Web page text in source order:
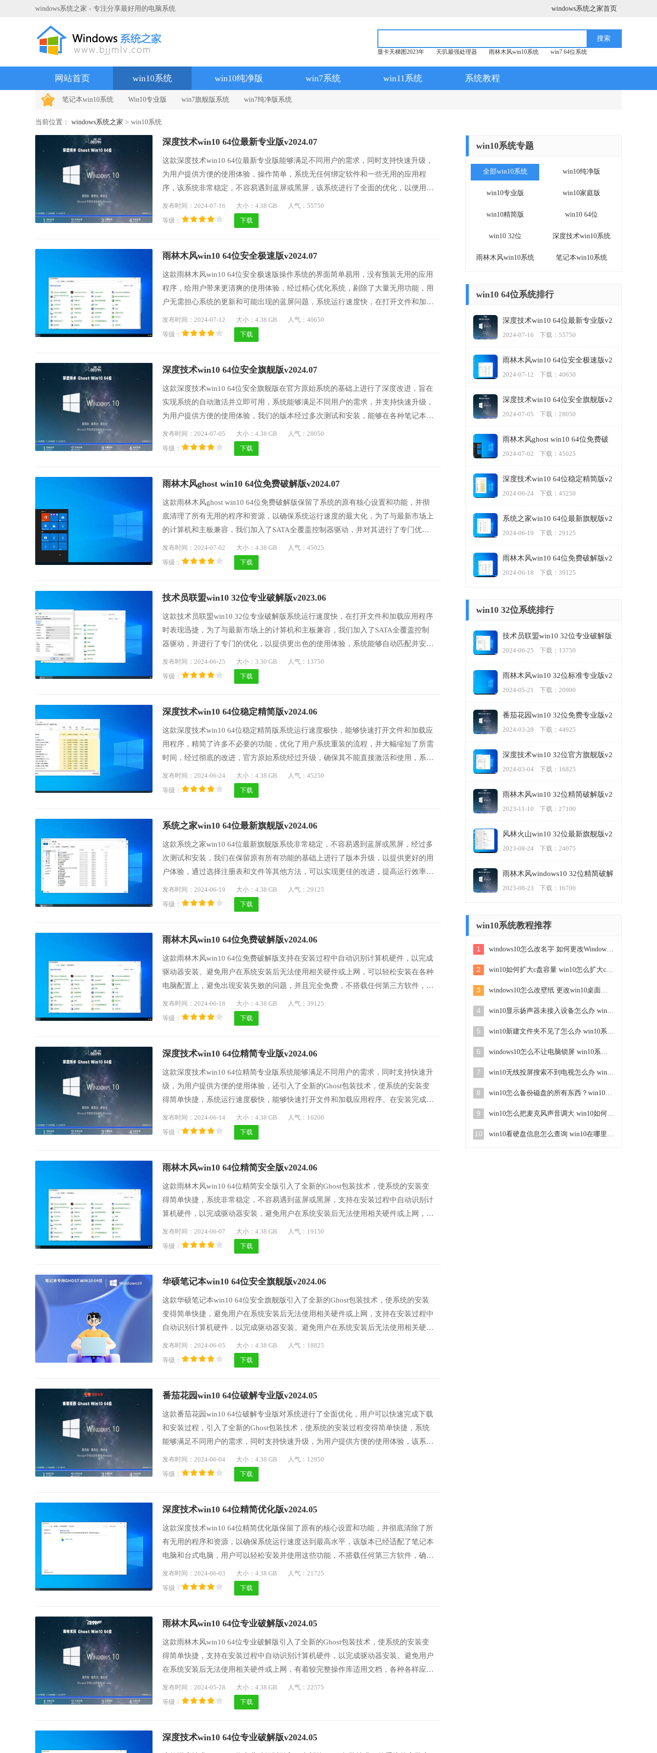
windows系统之家 - 专注分享最好用的电脑系统 windows系统之家首页
显卡天梯图2023年 天玑最强处理器 雨林木风win10系统 win7 64位系统
网站首页 win10系统 win10纯净版 win7系统 win11系统 系统教程
笔记本win10系统 Win10专业版 win7旗舰版系统 win7纯净版系统
当前位置： windows系统之家 > win10系统
深度技术win10 64位最新专业版v2024.07
这款深度技术win10 64位最新专业版能够满足不同用户的需求，同时支持快速升级，
为用户提供方便的使用体验，操作简单，系统无任何绑定软件和一些无用的应用程
序，该系统非常稳定，不容易遇到蓝屏或黑屏，该系统进行了全面的优化，以便用户
可以快速下载和安装所需的软件，该版本经过多次测试和安装，在各种笔记本和台式
电脑上都能够轻松地完成安装，喜欢的用户们可以下载体验一番。
发布时间：2024-07-16 大小：4.38 GB
人气：55750
等级：
下载
雨林木风win10 64位安全极速版v2024.07
这款雨林木风win10 64位安全极速版操作系统的界面简单易用，没有预装无用的应用
程序，给用户带来更清爽的使用体验，经过精心优化系统，剔除了大量无用功能，用
户无需担心系统的更新和可能出现的蓝屏问题，系统运行速度快，在打开文件和加载
应用程序时表现迅捷，在官方原始系统的基础上进行了深度改进，旨在实现系统的自
动激活并立即可用，有喜欢的用户们可以下载体验一番吧。
发布时间：2024-07-12 大小：4.38 GB
人气：40650
等级：
下载
深度技术win10 64位安全旗舰版v2024.07
这款深度技术win10 64位安全旗舰版在官方原始系统的基础上进行了深度改进，旨在
实现系统的自动激活并立即可用，系统能够满足不同用户的需求，并支持快速升级，
为用户提供方便的使用体验，我们的版本经过多次测试和安装，能够在各种笔记本和
台式电脑上轻松完成安装，为了与最新市场上的计算机和主板兼容，我们加入了SAT
A全覆盖控制器驱动，并进行了专门的优化，以提供更出色的使用体验，喜欢的用户
们可以下载安装使用。
发布时间：2024-07-05 大小：4.38 GB
人气：28050
等级：
下载
雨林木风ghost win10 64位免费破解版v2024.07
这款雨林木风ghost win10 64位免费破解版保留了系统的原有核心设置和功能，并彻
底清理了所有无用的程序和资源，以确保系统运行速度的最大化，为了与最新市场上
的计算机和主板兼容，我们加入了SATA全覆盖控制器驱动，并对其进行了专门优
化，以提供更出色的使用体验，系统能够满足不同用户的需求，并支持快速升级，为
用户提供方便的使用体验，欢迎广大用户下载这款Windows10系统来使用吧。
发布时间：2024-07-02 大小：4.38 GB
人气：45025
等级：
下载
技术员联盟win10 32位专业破解版v2023.06
这款技术员联盟win10 32位专业破解版系统运行速度快，在打开文件和加载应用程序
时表现迅捷，为了与最新市场上的计算机和主板兼容，我们加入了SATA全覆盖控制
器驱动，并进行了专门的优化，以提供更出色的使用体验，系统能够自动匹配并安装
所需硬件驱动程序，让用户不必担心安装过程的效率和速度，我们不包含任何第三方
软件，以确保系统干净、无毒、安全、环保，并支持广泛的大型游戏和应用程序，喜
欢的用户们可以下载体验一番。
发布时间：2024-06-25 大小：3.30 GB
人气：13750
等级：
下载
深度技术win10 64位稳定精简版v2024.06
这款深度技术win10 64位稳定精简版系统运行速度极快，能够快速打开文件和加载应
用程序，精简了许多不必要的功能，优化了用户系统重装的流程，并大幅缩短了所需
时间，经过彻底的改进，官方原始系统经过升级，确保其不能直接激活和使用，系统
在原版的基础上，进行了大量的优化，使系统的兼容性和稳定性变得更加的棒，喜欢
的用户们可以下载体验一番吧。
发布时间：2024-06-24 大小：4.38 GB
人气：45250
等级：
下载
系统之家win10 64位最新旗舰版v2024.06
这款系统之家win10 64位最新旗舰版系统非常稳定，不容易遇到蓝屏或黑屏，经过多
次测试和安装，我们在保留原有所有功能的基础上进行了版本升级，以提供更好的用
户体验，通过选择注册表和文件等其他方法，可以实现更佳的改进，提高运行效率，
使应用更加便捷和快速，全面简化的计算机系统运行非常稳定，没有多余的功能，喜
欢的用户们可以下载体验一番。
发布时间：2024-06-19 大小：4.38 GB
人气：29125
等级：
下载
雨林木风win10 64位免费破解版v2024.06
这款雨林木风win10 64位免费破解版支持在安装过程中自动识别计算机硬件，以完成
驱动器安装。避免用户在系统安装后无法使用相关硬件或上网，可以轻松安装在各种
电脑配置上，避免出现安装失败的问题，并且完全免费，不搭载任何第三方软件，确
保干净、无毒、绿色、环保，支持广泛的大型游戏和应用程序，自动匹配最适合的系
统驱动，全面简化的计算机系统运行非常稳定，没有多余的功能，喜欢的用户们可以
发布时间：2024-06-18 大小：4.38 GB
人气：39125
等级：
下载
深度技术win10 64位精简专业版v2024.06
这款深度技术win10 64位精简专业版系统能够满足不同用户的需求，同时支持快速升
级，为用户提供方便的使用体验，还引入了全新的Ghost包装技术，使系统的安装变
得简单快捷，系统运行速度极快，能够快速打开文件和加载应用程序。在安装完成
后，系统会自动清理剩余文件，为用户节省大量的系统空间，专为windows用户准备
的准备的计算机系统，不搭载任何第三方软件，确保干净、无毒、绿色、环保，支持
广泛的大型游戏和应用程序，喜欢的用户们可以下载体验一番。
发布时间：2024-06-14 大小：4.38 GB
人气：16200
等级：
下载
雨林木风win10 64位精简安全版v2024.06
这款雨林木风win10 64位精简安全版引入了全新的Ghost包装技术，使系统的安装变
得简单快捷，系统非常稳定，不容易遇到蓝屏或黑屏，支持在安装过程中自动识别计
算机硬件，以完成驱动器安装，避免用户在系统安装后无法使用相关硬件或上网，系
统运行速度极快，能够快速打开文件和加载应用程序，我们精简了许多不必要的功
能，优化了用户系统重装的流程，并大幅缩短了所需时间，喜欢的用户们可以下载体
发布时间：2024-06-07 大小：4.38 GB
人气：19150
等级：
下载
华硕笔记本win10 64位安全旗舰版v2024.06
这款华硕笔记本win10 64位安全旗舰版引入了全新的Ghost包装技术，使系统的安装
变得简单快捷，避免用户在系统安装后无法使用相关硬件或上网，支持在安装过程中
自动识别计算机硬件，以完成驱动器安装。避免用户在系统安装后无法使用相关硬件
或上网，在安装完成后，系统会自动清理剩余文件，为用户节省大量的系统空间，如
果你也喜欢这款windows10操作系统，就可以下载体验一番。
发布时间：2024-06-05 大小：4.38 GB
人气：18825
等级：
下载
番茄花园win10 64位破解专业版v2024.05
这款番茄花园win10 64位破解专业版对系统进行了全面优化，用户可以快速完成下载
和安装过程，引入了全新的Ghost包装技术，使系统的安装过程变得简单快捷，系统
能够满足不同用户的需求，同时支持快速升级，为用户提供方便的使用体验，该系统
可以完美兼容各种游戏、文件和视频格式，系统能够自动匹配并安装所需硬件驱动程
序，让用户不必担心安装过程的效率和速度，喜欢的用户们可以下载体验一番。
发布时间：2024-06-04 大小：4.38 GB
人气：12950
等级：
下载
深度技术win10 64位精简优化版v2024.05
这款深度技术win10 64位精简优化版保留了原有的核心设置和功能，并彻底清除了所
有无用的程序和资源，以确保系统运行速度达到最高水平，该版本已经适配了笔记本
电脑和台式电脑，用户可以轻松安装并使用这些功能，不搭载任何第三方软件，确保
干净、无毒、绿色、环保，支持广泛的大型游戏和应用程序，自动匹配最适合的系统
驱动，如果你也喜欢的话，可以下载体验一番吧。
发布时间：2024-06-03 大小：4.38 GB
人气：21725
等级：
下载
雨林木风win10 64位专业破解版v2024.05
这款雨林木风win10 64位专业破解版引入了全新的Ghost包装技术，使系统的安装变
得简单快捷，支持在安装过程中自动识别计算机硬件，以完成驱动器安装。避免用户
在系统安装后无法使用相关硬件或上网，有着较完整操作库适用文档，各种各样应用
软件和大型网络游戏能够轻松安装和运作，系统软件不容易奔溃和卡死，系统能够满
足不同用户的需求，同时支持快速升级，方便用户使用，有喜欢的用户们可以下载体
发布时间：2024-05-28 大小：4.38 GB
人气：22575
等级：
下载
深度技术win10 64位专业破解版v2024.05
win10系统专题
全部win10系统 win10纯净版
win10专业版 win10家庭版
win10精简版 win10 64位
win10 32位 深度技术win10系统
雨林木风win10系统 笔记本win10系统
win10 64位系统排行
深度技术win10 64位最新专业版v2
024.07
2024-07-16 下载：55750
雨林木风win10 64位安全极速版v2
024.07
2024-07-12 下载：40650
深度技术win10 64位安全旗舰版v2
024.07
2024-07-05 下载：28050
雨林木风ghost win10 64位免费破
解版v2024.07
2024-07-02 下载：45025
深度技术win10 64位稳定精简版v2
024.06
2024-06-24 下载：45250
系统之家win10 64位最新旗舰版v2
024.06
2024-06-19 下载：29125
雨林木风win10 64位免费破解版v2
024.06
2024-06-18 下载：39125
win10 32位系统排行
技术员联盟win10 32位专业破解版
v2023.06
2024-06-25 下载：13750
雨林木风win10 32位标准专业版v2
024.05
2024-05-21 下载：20900
番茄花园win10 32位免费专业版v2
024.03
2024-03-28 下载：44925
深度技术win10 32位官方旗舰版v2
024.03
2024-03-04 下载：16825
雨林木风win10 32位精简破解版v2
023.11
2023-11-10 下载：27100
风林火山win10 32位最新旗舰版v2
023.08
2023-08-24 下载：24075
雨林木风windows10 32位精简破解
版v2023.08
2023-08-23 下载：16700
win10系统教程推荐
1 windows10怎么改名字 如何更改Windows10用户名
2 win10如何扩大c盘容量 win10怎么扩大c盘空间
3 windows10怎么改壁纸 更改win10桌面背景的步骤
4 win10显示扬声器未接入设备怎么办 win10电脑显示扬声器未接入处理方法
5 win10新建文件夹不见了怎么办 win10系统新建文件夹没有处理方法
6 windows10怎么不让电脑锁屏 win10系统如何彻底关掉自动锁屏
7 win10无线投屏搜索不到电视怎么办 win10无线投屏搜索不到电视如何处理
8 win10怎么备份磁盘的所有东西？win10如何备份磁盘文件数据
9 win10怎么把麦克风声音调大 win10如何把麦克风音量调大
10 win10看硬盘信息怎么查询 win10在哪里看硬盘信息